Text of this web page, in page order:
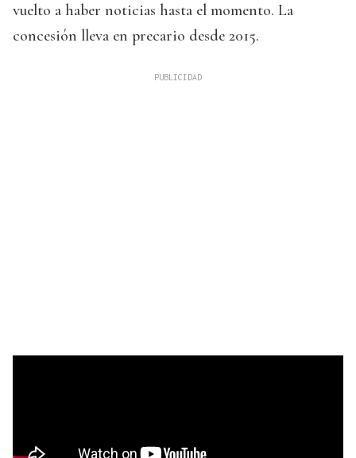
vuelto a haber noticias hasta el momento. La
concesión lleva en precario desde 2015.